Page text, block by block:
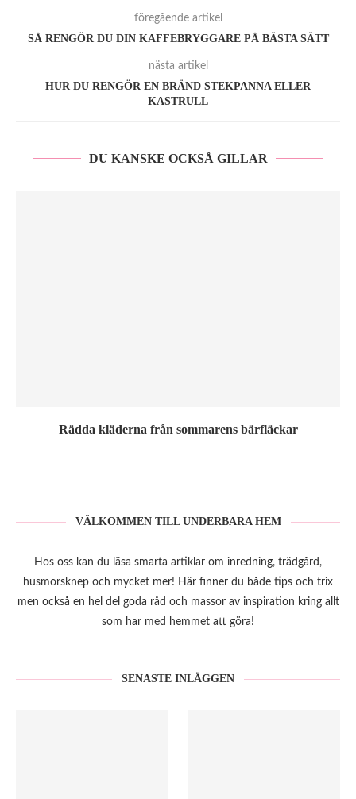
föregående artikel
SÅ RENGÖR DU DIN KAFFEBRYGGARE PÅ BÄSTA SÄTT
nästa artikel
HUR DU RENGÖR EN BRÄND STEKPANNA ELLER
KASTRULL
DU KANSKE OCKSÅ GILLAR
Rädda kläderna från sommarens bärfläckar
VÄLKOMMEN TILL UNDERBARA HEM
Hos oss kan du läsa smarta artiklar om inredning, trädgård,
husmorsknep och mycket mer! Här finner du både tips och trix
men också en hel del goda råd och massor av inspiration kring allt
som har med hemmet att göra!
SENASTE INLÄGGEN